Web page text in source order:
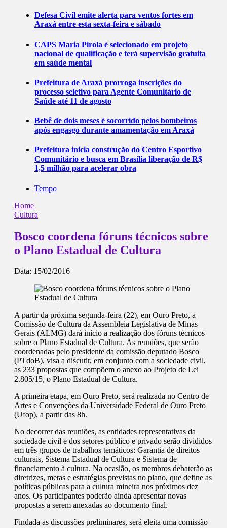
Defesa Civil emite alerta para ventos fortes em
Araxá entre esta sexta-feira e sábado
CAPS Maria Pirola é selecionado em projeto
nacional de qualificação e terá supervisão gratuita
em saúde mental
Prefeitura de Araxá prorroga inscrições do
processo seletivo para Agente Comunitário de
Saúde até 11 de agosto
Bebê de dois meses é socorrido pelos bombeiros
após engasgo durante amamentação em Araxá
Prefeitura inicia construção do Centro Esportivo
Comunitário e busca em Brasília liberação de R$
1,5 milhão para acelerar obra
Tempo
Home
Cultura
Bosco coordena fóruns técnicos sobre
o Plano Estadual de Cultura
Data: 15/02/2016
A partir da próxima segunda-feira (22), em Ouro Preto, a
Comissão de Cultura da Assembleia Legislativa de Minas
Gerais (ALMG) dará início a realização dos fóruns técnicos
sobre o Plano Estadual de Cultura. As reuniões, que serão
coordenadas pelo presidente da comissão deputado Bosco
(PTdoB), visa a discutir, em conjunto com a sociedade civil,
as 233 propostas que compõem o anexo ao Projeto de Lei
2.805/15, o Plano Estadual de Cultura.
A primeira etapa, em Ouro Preto, será realizada no Centro de
Artes e Convenções da Universidade Federal de Ouro Preto
(Ufop), a partir das 8h.
No decorrer das reuniões, as entidades representativas da
sociedade civil e dos setores público e privado serão divididos
em três grupos de trabalhos temáticos: Garantia de direitos
culturais, Sistema Estadual de Cultura e Sistema de
financiamento à cultura. Na ocasião, os membros debaterão as
diretrizes, metas e estratégias previstas no plano, que define as
políticas públicas para a cultura mineira nos próximos dez
anos. Os participantes poderão ainda apresentar novas
propostas a serem anexadas ao documento final.
Findada as discussões preliminares, será eleita uma comissão